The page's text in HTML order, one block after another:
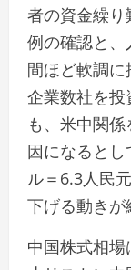
者の資金繰
例の確認と、
間ほど軟調
企業数社を
も、米中関
因になると
ル＝6.3人民
下げる動きが
中国株式相